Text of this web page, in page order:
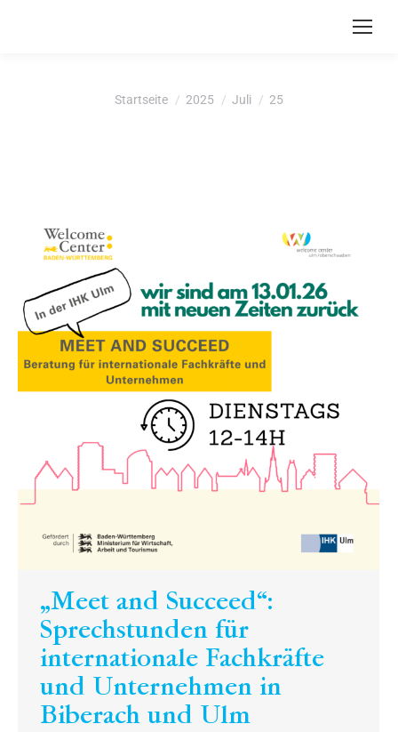
Du bist hier:
Startseite 2025 Juli 25
„Meet and Succeed“:
Sprechstunden für
internationale Fachkräfte
und Unternehmen in
Biberach und Ulm